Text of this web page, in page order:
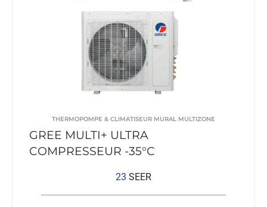
THERMOPOMPE & CLIMATISEUR MURAL MULTIZONE
GREE MULTI+ ULTRA
COMPRESSEUR -35°C
23 SEER